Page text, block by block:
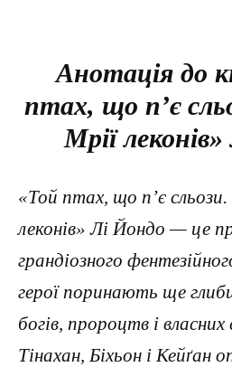
Анотація до
птах, що п’є
Мрії
«Той птах, що п’є
леконів» Лі Йондо — це
грандіозного
герої поринають ще
богів, пророцтв і
Тінахан, Біхьон і Кейґан